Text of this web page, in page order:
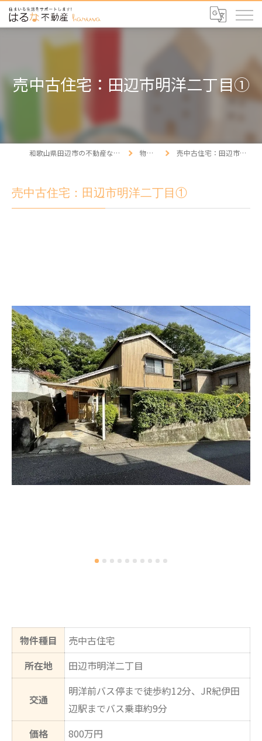
売中古住宅：田辺市明洋二丁目①
和歌山県田辺市の不動産ならはるな不動産 物件情報 売中古住宅：田辺市明洋二丁目①
売中古住宅：田辺市明洋二丁目①
物件種目
売中古住宅
所在地
田辺市明洋二丁目
交通
明洋前バス停まで徒歩約12分、JR紀伊田
辺駅までバス乗車約9分
価格
800万円